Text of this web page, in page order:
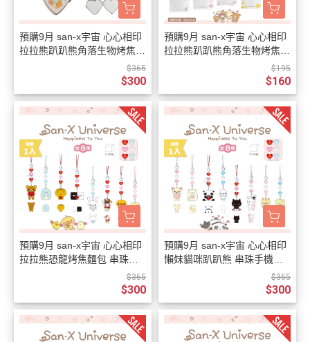
預購9月 san-x宇宙 心心相印
拉拉熊趴趴熊角落生物烤焦麵
$365
$300
預購9月 san-x宇宙 心心相印
拉拉熊趴趴熊角落生物烤焦麵
包 卡套 盲抽全10種隨機1入
$195
$160
預購9月 san-x宇宙 心心相印
拉拉熊恐龍烤焦麵包 串珠手
機吊飾 盲抽 全8種 隨機1入$365
$300
預購9月 san-x宇宙 心心相印
懶妹貓咪趴趴熊 串珠手機吊
$365
$300